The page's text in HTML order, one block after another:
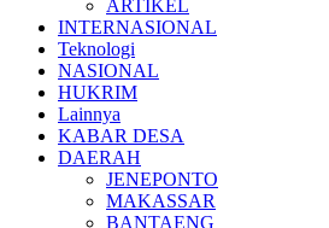
ARTIKEL
INTERNASIONAL
Teknologi
NASIONAL
HUKRIM
Lainnya
KABAR DESA
DAERAH
JENEPONTO
MAKASSAR
BANTAENG